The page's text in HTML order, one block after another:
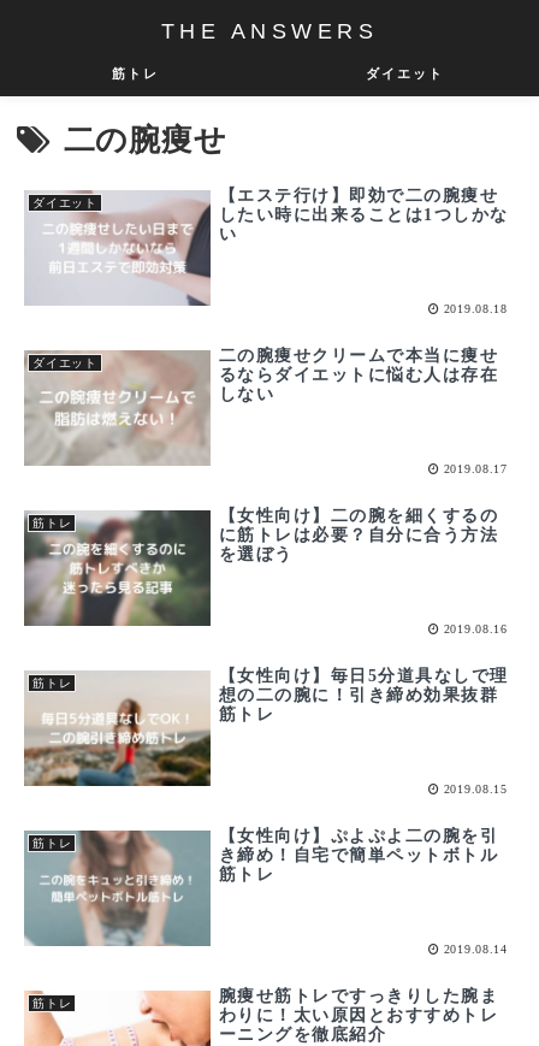
THE ANSWERS
筋トレ ダイエット
二の腕痩せ
ダイエット
【エステ行け】即効で二の腕痩せ
したい時に出来ることは1つしかな
い
2019.08.18
ダイエット
二の腕痩せクリームで本当に痩せ
るならダイエットに悩む人は存在
しない
2019.08.17
筋トレ
【女性向け】二の腕を細くするの
に筋トレは必要？自分に合う方法
を選ぼう
2019.08.16
筋トレ
【女性向け】毎日5分道具なしで理
想の二の腕に！引き締め効果抜群
筋トレ
2019.08.15
筋トレ
【女性向け】ぷよぷよ二の腕を引
き締め！自宅で簡単ペットボトル
筋トレ
2019.08.14
筋トレ
腕痩せ筋トレですっきりした腕ま
わりに！太い原因とおすすめトレ
ーニングを徹底紹介